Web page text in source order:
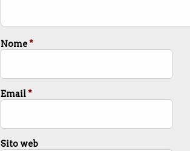
Nome*
Email*
Sito web